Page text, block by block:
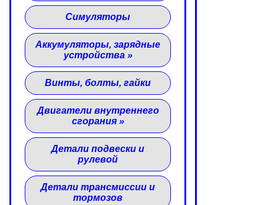
Симуляторы
Аккумуляторы, зарядные
устройства»
Винты, болты, гайки
Двигатели внутреннего
сгорания»
Детали подвески и
рулевой
Детали трансмиссии и
тормозов